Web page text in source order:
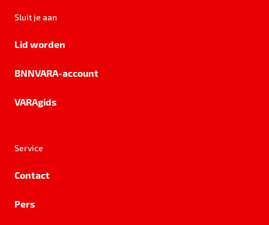
Sluit je aan
Lid worden
BNNVARA-account
VARAgids
Service
Contact
Pers